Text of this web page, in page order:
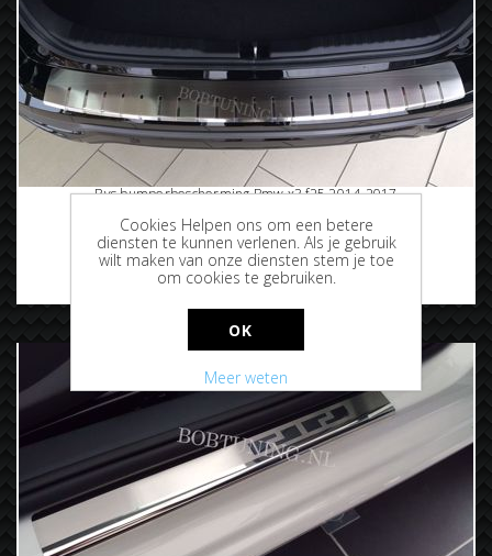
Rvs bumperbescherming Bmw x3 f25 2014-2017
€94,95
Cookies Helpen ons om een betere
diensten te kunnen verlenen. Als je gebruik
wilt maken van onze diensten stem je toe
om cookies te gebruiken.
OK
Meer weten